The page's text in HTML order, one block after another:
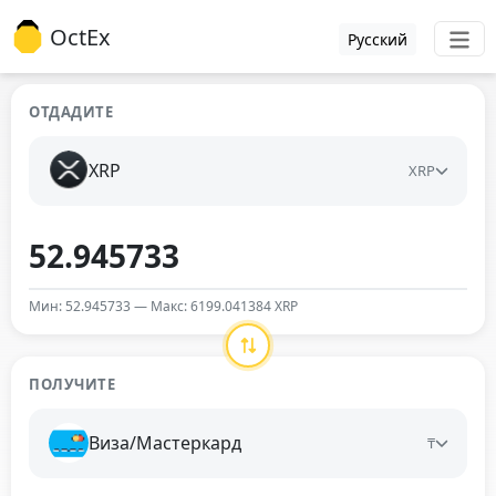
OctEx Русский
ОТДАДИТЕ
XRP XRP
Мин: 52.945733 — Макс: 6199.041384 XRP
ПОЛУЧИТЕ
Виза/Мастеркард ₸